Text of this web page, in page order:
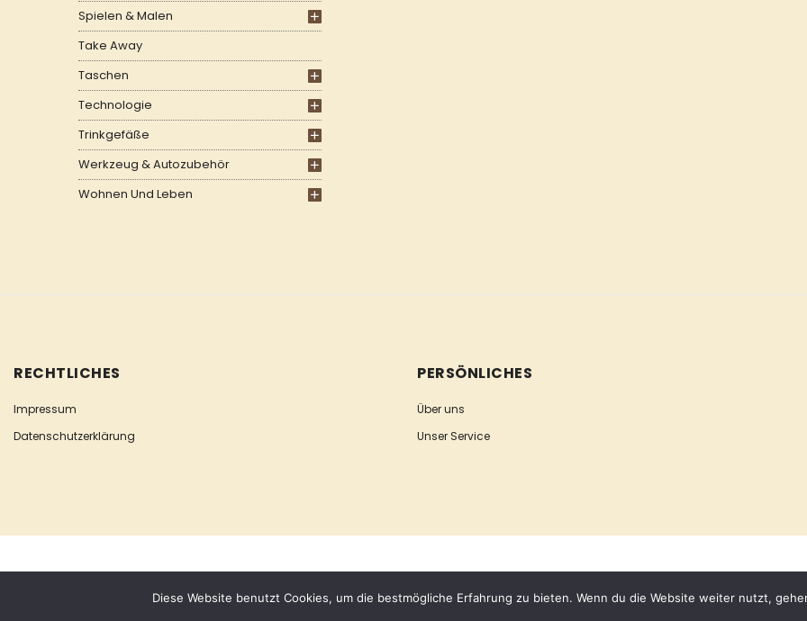
Spielen & Malen
Take Away
Taschen
Technologie
Trinkgefäße
Werkzeug & Autozubehör
Wohnen Und Leben
RECHTLICHES
Impressum
Datenschutzerklärung
PERSÖNLICHES
Über uns
Unser Service
Diese Website benutzt Cookies, um die bestmögliche Erfahrung zu bieten. Wenn du die Website weiter nutzt,